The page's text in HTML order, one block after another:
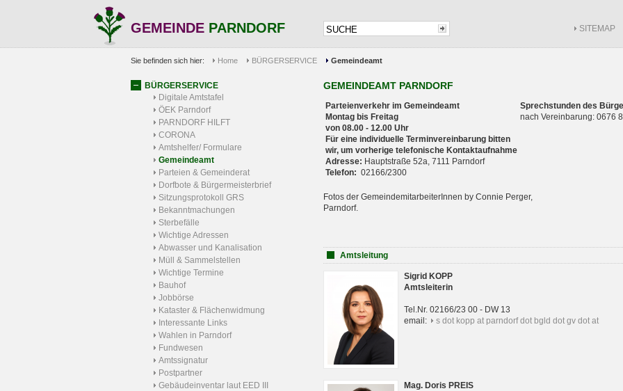
GEMEINDE PARNDORF SITEMAP
Sie befinden sich hier: Home BÜRGERSERVICE Gemeindeamt
BÜRGERSERVICE
Digitale Amtstafel
ÖEK Parndorf
PARNDORF HILFT
CORONA
Amtshelfer/ Formulare
Gemeindeamt
Parteien & Gemeinderat
Dorfbote & Bürgermeisterbrief
Sitzungsprotokoll GRS
Bekanntmachungen
Sterbefälle
Wichtige Adressen
Abwasser und Kanalisation
Müll & Sammelstellen
Wichtige Termine
Bauhof
Jobbörse
Kataster & Flächenwidmung
Interessante Links
Wahlen in Parndorf
Fundwesen
Amtssignatur
Postpartner
Gebäudeinventar laut EED III
GEMEINDEAMT PARNDORF
Parteienverkehr im Gemeindeamt
Montag bis Freitag
von 08.00 - 12.00 Uhr
Für eine individuelle Terminvereinbarung bitten
wir, um vorherige telefonische Kontaktaufnahme
Adresse: Hauptstraße 52a, 7111 Parndorf
Telefon: 02166/2300
Sprechstunden des
nach Vereinbarung: 0676
Fotos der GemeindemitarbeiterInnen by Connie Perger,
Parndorf.
Amtsleitung
Sigrid KOPP
Amtsleiterin
Tel.Nr. 02166/23 00 - DW 13
email:
s dot kopp at parndorf dot bgld dot gv dot at
Mag. Doris PREIS